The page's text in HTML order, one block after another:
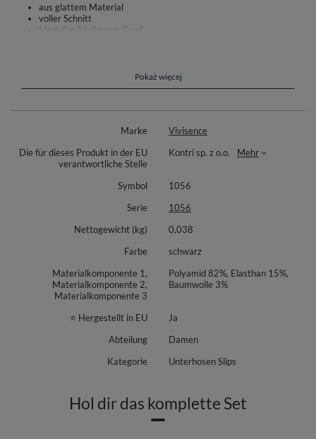
aus glattem Material
voller Schnitt
Modell mit höherem Bund
perfekte Anpassung verleiht ein Gefühl von höchstem Komfort
Baumwolle.
Pokaż więcej
Marke
Vivisence
Die für dieses Produkt in der EU
verantwortliche Stelle
Kontri sp. z o.o. Mehr
Symbol
1056
Serie
1056
Nettogewicht (kg)
0,038
Farbe
schwarz
Materialkomponente 1,
Materialkomponente 2,
Materialkomponente 3
Polyamid 82%, Elasthan 15%,
Baumwolle 3%
⭐ Hergestellt in EU
Ja
Abteilung
Damen
Kategorie
Unterhosen Slips
Hol dir das komplette Set